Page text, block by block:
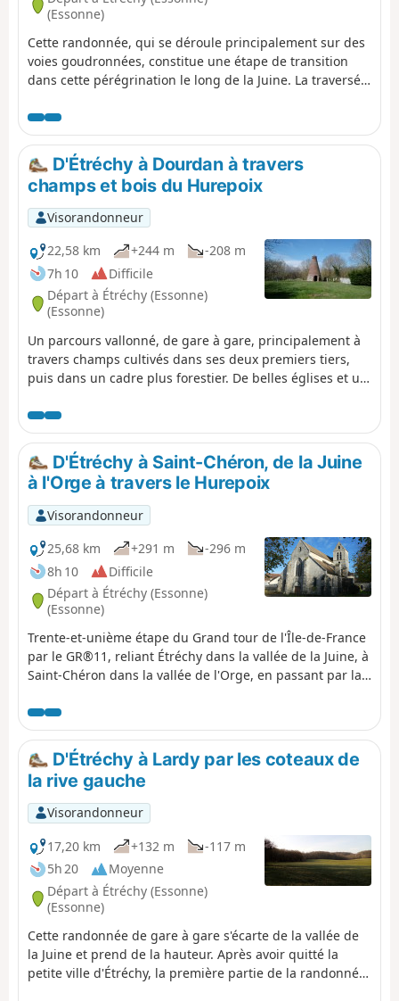
(Essonne)
Cette randonnée, qui se déroule principalement sur des
voies goudronnées, constitue une étape de transition
dans cette pérégrination le long de la Juine. La traversée
belle église et une curiosité géologique agrémentent ce
parcours.
D'Étréchy à Dourdan à travers
champs et bois du Hurepoix
Visorandonneur
22,58 km
+244 m
-208 m
7h 10
Difficile
Départ à Étréchy (Essonne)
(Essonne)
Un parcours vallonné, de gare à gare, principalement à
travers champs cultivés dans ses deux premiers tiers,
puis dans un cadre plus forestier. De belles églises et un
traversés. Dans Dourdan, la promenade le long de
l'Orge, l'église des XIIe-XIIIe siècles et le château-fort
offrent une superbe touche finale.
D'Étréchy à Saint-Chéron, de la Juine
à l'Orge à travers le Hurepoix
Visorandonneur
25,68 km
+291 m
-296 m
8h 10
Difficile
Départ à Étréchy (Essonne)
(Essonne)
Trente-et-unième étape du Grand tour de l'Île-de-France
par le GR®11, reliant Étréchy dans la vallée de la Juine, à
Saint-Chéron dans la vallée de l'Orge, en passant par la
et aux confins de la Beauce dans sa partie Sud, dans des
paysages variés, entre plateaux et vallées et entre
champs et forêts. Elle présente la particularité
d'effectuer de nombreuses montées et descentes entre
plateau et vallées.
D'Étréchy à Lardy par les coteaux de
la rive gauche
Visorandonneur
17,20 km
+132 m
-117 m
5h 20
Moyenne
Départ à Étréchy (Essonne)
(Essonne)
Cette randonnée de gare à gare s'écarte de la vallée de
la Juine et prend de la hauteur. Après avoir quitté la
petite ville d'Étréchy, la première partie de la randonnée